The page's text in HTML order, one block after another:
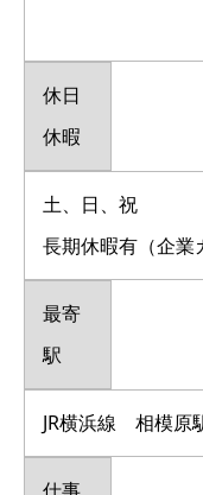
休日
休暇
土、日、祝
長期休暇有（企業
最寄
駅
JR横浜線 相模